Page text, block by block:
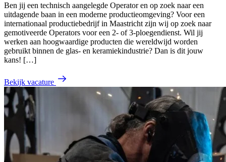
Ben jij een technisch aangelegde Operator en op zoek naar een
uitdagende baan in een moderne productieomgeving? Voor een
internationaal productiebedrijf in Maastricht zijn wij op zoek naar
gemotiveerde Operators voor een 2- of 3-ploegendienst. Wil jij
werken aan hoogwaardige producten die wereldwijd worden
gebruikt binnen de glas- en keramiekindustrie? Dan is dit jouw
kans! […]
Bekijk vacature